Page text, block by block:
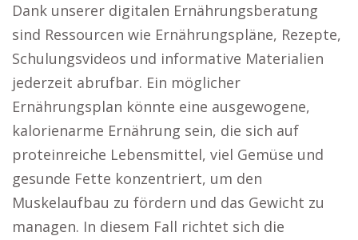
Dank unserer digitalen Ernährungsberatung
sind Ressourcen wie Ernährungspläne, Rezepte,
Schulungsvideos und informative Materialien
jederzeit abrufbar. Ein möglicher
Ernährungsplan könnte eine ausgewogene,
kalorienarme Ernährung sein, die sich auf
proteinreiche Lebensmittel, viel Gemüse und
gesunde Fette konzentriert, um den
Muskelaufbau zu fördern und das Gewicht zu
managen. In diesem Fall richtet sich die